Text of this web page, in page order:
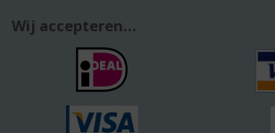
Wij accepteren...